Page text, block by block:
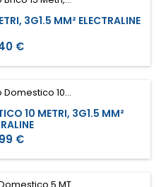
3G1.5 MM² ELECTRALINE
€
10 METRI, 3G1.5 MM²
€